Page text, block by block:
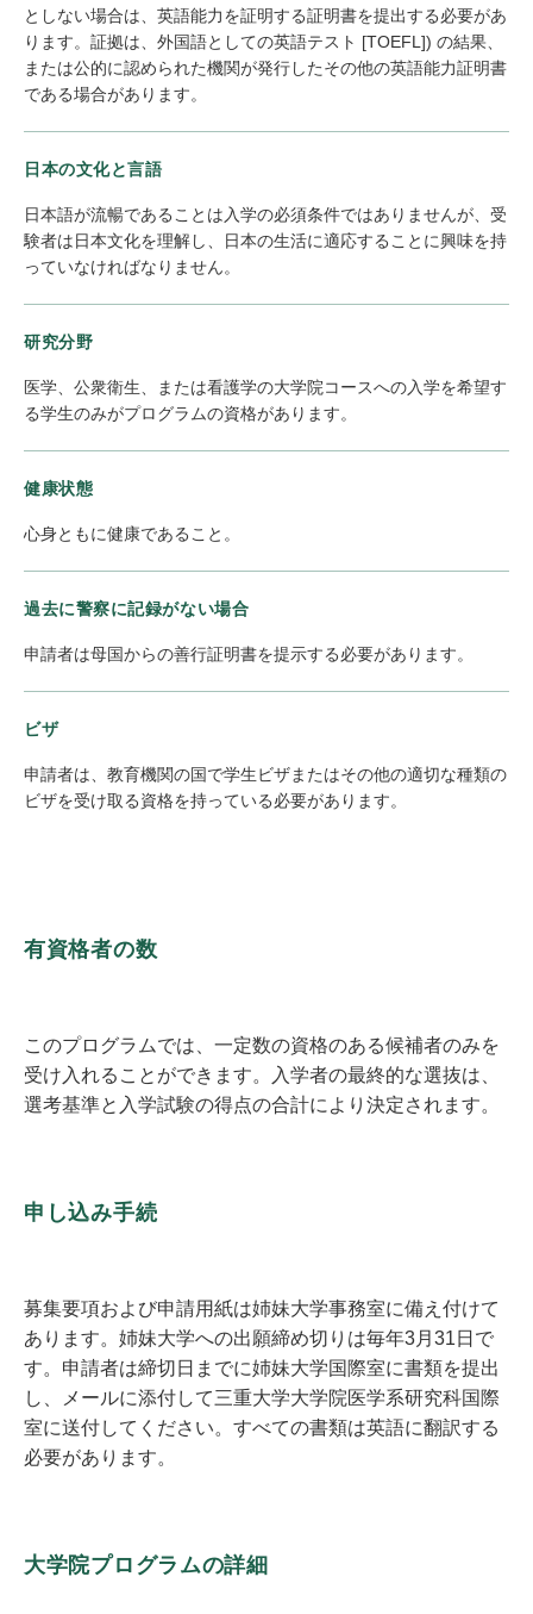
としない場合は、英語能力を証明する証明書を提出する必要があ
ります。証拠は、外国語としての英語テスト [TOEFL]) の結果、
または公的に認められた機関が発行したその他の英語能力証明書
である場合があります。
日本の文化と言語
日本語が流暢であることは入学の必須条件ではありませんが、受
験者は日本文化を理解し、日本の生活に適応することに興味を持
っていなければなりません。
研究分野
医学、公衆衛生、または看護学の大学院コースへの入学を希望す
る学生のみがプログラムの資格があります。
健康状態
心身ともに健康であること。
過去に警察に記録がない場合
申請者は母国からの善行証明書を提示する必要があります。
ビザ
申請者は、教育機関の国で学生ビザまたはその他の適切な種類の
ビザを受け取る資格を持っている必要があります。
有資格者の数
このプログラムでは、一定数の資格のある候補者のみを
受け入れることができます。入学者の最終的な選抜は、
選考基準と入学試験の得点の合計により決定されます。
申し込み手続
募集要項および申請用紙は姉妹大学事務室に備え付けて
あります。姉妹大学への出願締め切りは毎年3月31日で
す。申請者は締切日までに姉妹大学国際室に書類を提出
し、メールに添付して三重大学大学院医学系研究科国際
室に送付してください。すべての書類は英語に翻訳する
必要があります。
大学院プログラムの詳細